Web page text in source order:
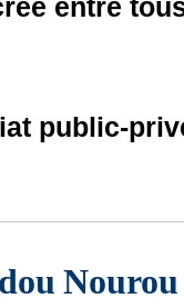
entre
public-